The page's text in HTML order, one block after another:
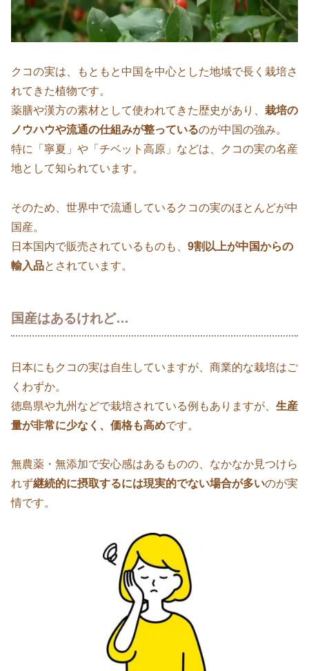
クコの実は、もともと中国を中心とした地域で長く栽培さ
れてきた植物です。
薬膳や漢方の素材として使われてきた歴史があり、 栽培の
ノウハウや流通の仕組みが整っているのが中国の強み。
特に「寧夏」や「チベット高原」などは、クコの実の名産
地として知られています。
そのため、世界中で流通しているクコの実のほとんどが中
国産。
日本国内で販売されているものも、 9割以上が中国からの
輸入品とされています。
国産はあるけれど…
日本にもクコの実は自生していますが、商業的な栽培はご
くわずか。
徳島県や九州などで栽培されている例もありますが、 生産
量が非常に少なく、価格も高めです。
無農薬・無添加で安心感はあるものの、なかなか見つけら
れず継続的に摂取するには現実的でない場合が多いのが実
情です。